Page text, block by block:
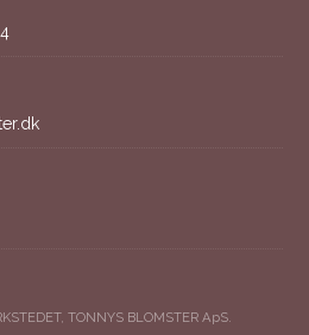
TONNYS BLOMSTER ApS.